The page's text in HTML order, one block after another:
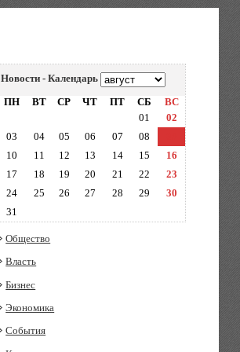
Новости - Календарь
ПН
ВТ СР ЧТ ПТ СБ
ВС
01
02
03
04 05 06 07 08
10
11 12 13 14 15
16
17
18 19 20 21 22
23
24
25 26 27 28 29
30
31
Общество
Власть
Бизнес
Экономика
События